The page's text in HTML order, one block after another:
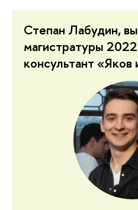
Степан Лабудин,
магистратуры
консультант